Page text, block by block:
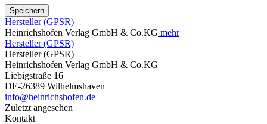
Speichern
Hersteller (GPSR)
Heinrichshofen Verlag GmbH & Co.KG mehr
Hersteller (GPSR)
Hersteller (GPSR)
Heinrichshofen Verlag GmbH & Co.KG
Liebigstraße 16
DE-26389 Wilhelmshaven
info@heinrichshofen.de
Zuletzt angesehen
Kontakt